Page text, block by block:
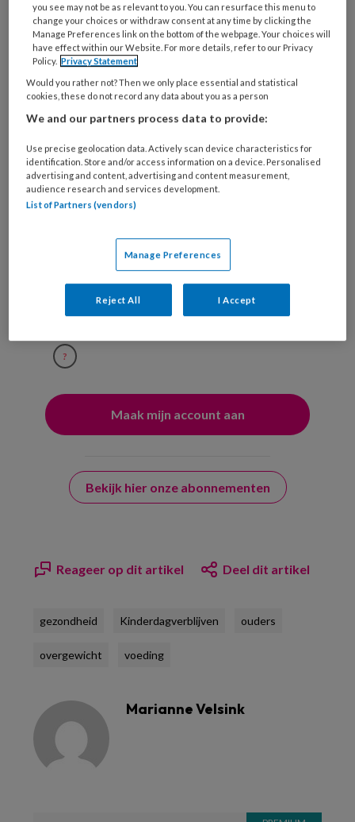
Bij
welke
organisatie
werk
je?
Untitled
Ontvang 2x per week de
KinderopvangTotaal nieuwsbrief
Ontvang iedere zondag het
Management Kinderopvang
Weekoverzicht
Springer Media B.V.
?
?
Bekijk hier onze abonnementen
Reageer op dit artikel Deel dit artikel
gezondheid Kinderdagverblijven ouders
overgewicht voeding
Marianne Velsink
you see may not be as relevant to you. You can resurface this menu to
change your choices or withdraw consent at any time by clicking the
Manage Preferences link on the bottom of the webpage. Your choices will
have effect within our Website. For more details, refer to our Privacy
Policy. Privacy Statement
Would you rather not? Then we only place essential and statistical
cookies, these do not record any data about you as a person
We and our partners process data to provide:
Use precise geolocation data. Actively scan device characteristics for
identification. Store and/or access information on a device. Personalised
advertising and content, advertising and content measurement,
audience research and services development.
List of Partners (vendors)
Manage Preferences
Reject All I Accept